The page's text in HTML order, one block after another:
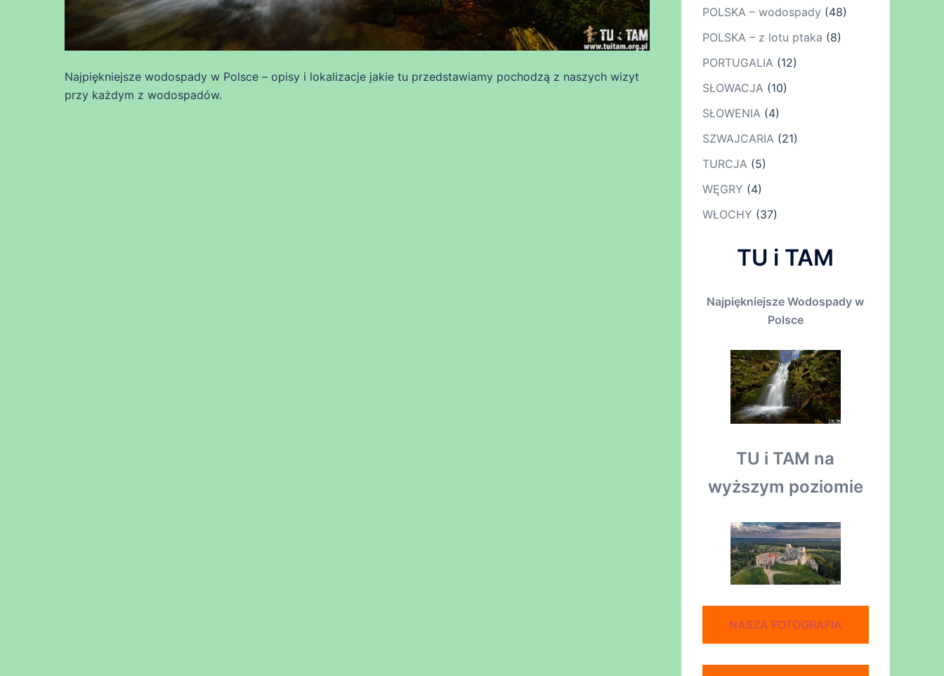
Najpiękniejsze wodospady w Polsce – opisy i lokalizacje jakie tu przedstawiamy pochodzą z naszych wizyt
przy każdym z wodospadów.
POLSKA – wodospady (48)
POLSKA – z lotu ptaka (8)
PORTUGALIA(12)
SŁOWACJA(10)
SŁOWENIA(4)
SZWAJCARIA(21)
TURCJA(5)
WĘGRY (4)
WŁOCHY (37)
TU i TAM
Najpiękniejsze Wodospady w
Polsce
TU i TAM na
wyższym poziomie
NASZA FOTOGRAFIA